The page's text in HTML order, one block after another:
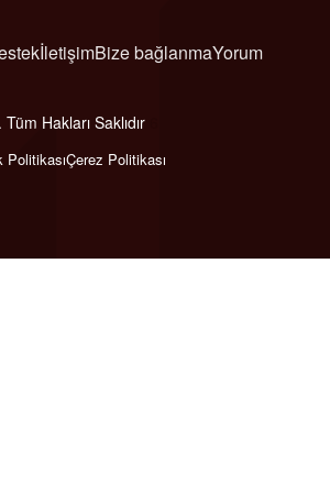
İletişimBize bağlanmaYorum
Hakları Saklıdır
PolitikasıÇerez Politikası